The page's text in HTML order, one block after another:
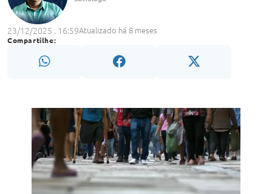
23/12/2025 . 16:59Atualizado há 8 meses
Compartilhe: